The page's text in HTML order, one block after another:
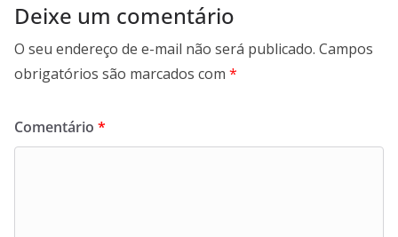
Deixe um comentário
O seu endereço de e-mail não será publicado. Campos
obrigatórios são marcados com *
Comentário *